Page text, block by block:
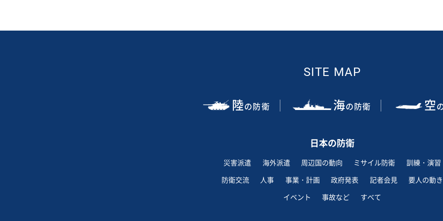
SITE MAP
陸の防衛 海の防衛 空
日本の防衛
災害派遣 海外派遣 周辺国の動向 ミサイル防衛
訓練・演習
防衛交流
人事 事業・計画 政府発表 記者会見
要人の動き
イベント
事故など すべて